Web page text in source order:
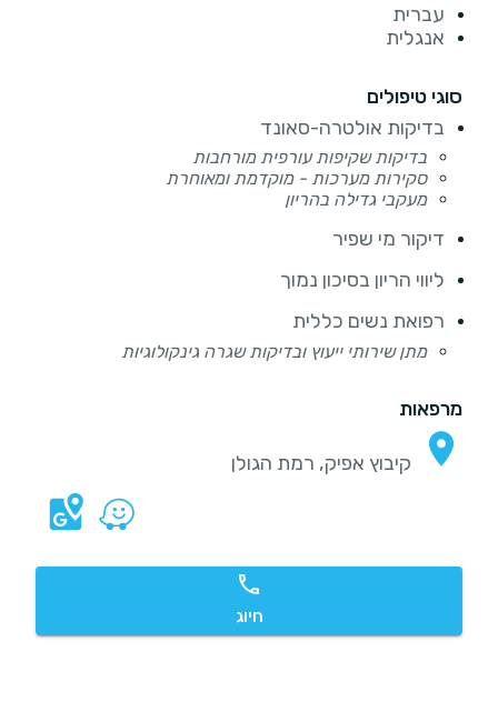
עברית
אנגלית
סוגי טיפולים
בדיקות אולטרה-סאונד
בדיקות שקיפות עורפית מורחבות
סקירות מערכות - מוקדמת ומאוחרת
מעקבי גדילה בהריון
דיקור מי שפיר
ליווי הריון בסיכון נמוך
רפואת נשים כללית
מתן שירותי ייעוץ ובדיקות שגרה גינקולוגיות
מרפאות
קיבוץ אפיק, רמת הגולן
חיוג